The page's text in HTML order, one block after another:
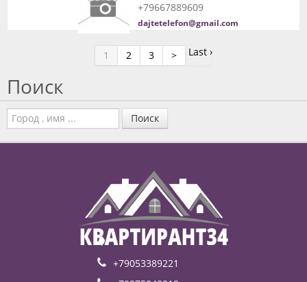
+79667889609
dajtetelefon@gmail.com
1 2 3 > Last ›
Поиск
Поиск
+79053389221